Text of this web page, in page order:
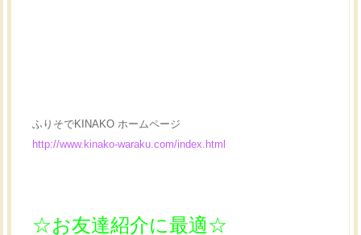
ふりそでKINAKO ホームページ
http://www.kinako-waraku.com/index.html
☆お友達紹介に最適☆